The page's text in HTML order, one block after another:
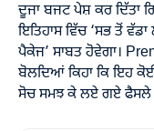
ਦੂਜਾ ਬਜਟ ਪੇਸ਼ ਕਰ ਦਿੱਤਾ
ਇਤਿਹਾਸ ਵਿੱਚ ‘ਸਭ ਤੋਂ
ਪੈਕੇਜ’ ਸਾਬਤ ਹੋਵੇਗਾ।
ਬੋਲਦਿਆਂ ਕਿਹਾ ਕਿ ਇਹ
ਸੋਚ ਸਮਝ ਕੇ ਲਏ ਗਏ ਫੈਸਲੇ